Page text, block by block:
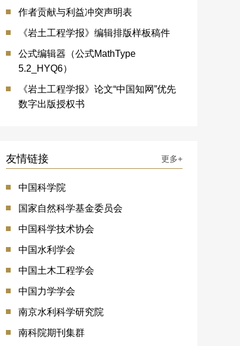
作者贡献与利益冲突声明表
《岩土工程学报》编辑排版样板稿件
公式编辑器（公式MathType
5.2_HYQ6）
《岩土工程学报》论文“中国知网”优先
数字出版授权书
友情链接 更多+
中国科学院
国家自然科学基金委员会
中国科学技术协会
中国水利学会
中国土木工程学会
中国力学学会
南京水利科学研究院
南科院期刊集群